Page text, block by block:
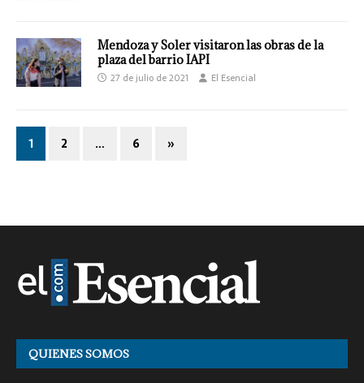
Mendoza y Soler visitaron las obras de la
plaza del barrio IAPI
27 de julio de 2021 El Esencial
1 2 … 6 »
QUIENES SOMOS